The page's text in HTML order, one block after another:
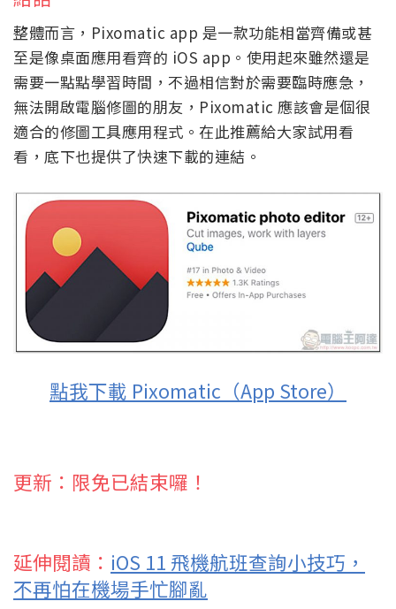
整體而言，Pixomatic app 是一款功能相當齊備或甚
至是像桌面應用看齊的 iOS app。使用起來雖然還是
需要一點點學習時間，不過相信對於需要臨時應急，
無法開啟電腦修圖的朋友，Pixomatic 應該會是個很
適合的修圖工具應用程式。在此推薦給大家試用看
看，底下也提供了快速下載的連結。
點我下載 Pixomatic（App Store）
更新：限免已結束囉！
延伸閱讀： iOS 11 飛機航班查詢小技巧，
不再怕在機場手忙腳亂